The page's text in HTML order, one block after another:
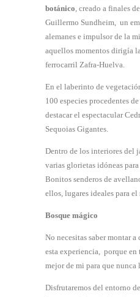
botánico, creado a finales
Guillermo Sundheim, un
alemanes e impulsor de la
aquellos momentos dirigía
ferrocarril Zafra-Huelva.
En el laberinto de
100 especies procedentes
destacar el espectacular
Sequoias Gigantes.
Dentro de los interiores del
varias glorietas idóneas
Bonitos senderos de
ellos, lugares ideales para
Bosque mágico
No necesitas saber montar
esta experiencia, porque en
mejor de mi para que nunca
Disfrutaremos del entorno